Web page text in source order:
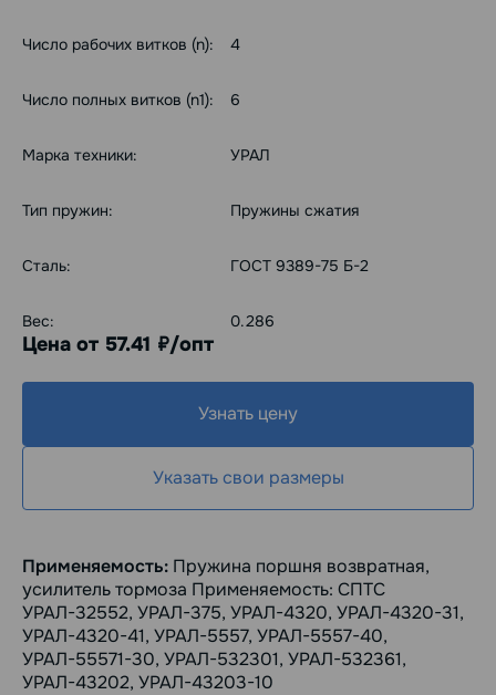
Число рабочих витков (n): 4
Число полных витков (n1): 6
Марка техники: УРАЛ
Тип пружин: Пружины сжатия
Сталь: ГОСТ 9389-75 Б-2
Вес: 0.286
Цена от 57.41 руб./опт
Узнать цену
Указать свои размеры
Применяемость: Пружина поршня возвратная,
усилитель тормоза Применяемость: СПТС
УРАЛ-32552, УРАЛ-375, УРАЛ-4320, УРАЛ-4320-31,
УРАЛ-4320-41, УРАЛ-5557, УРАЛ-5557-40,
УРАЛ-55571-30, УРАЛ-532301, УРАЛ-532361,
УРАЛ-43202, УРАЛ-43203-10